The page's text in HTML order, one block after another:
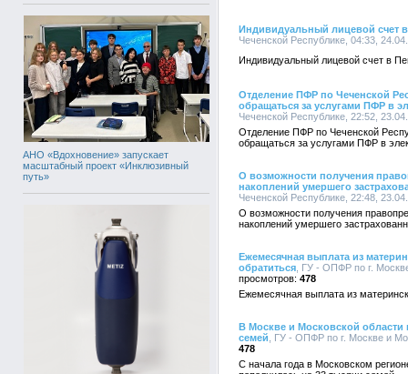
АНО «Вдохновение» запускает
масштабный проект «Инклюзивный
путь»
Индивидуальный лицевой счет
Чеченской Республике, 04:33,
Индивидуальный лицевой счет в
Отделение ПФР по Чеченской
обращаться за услугами ПФР в
Чеченской Республике, 22:52,
Отделение ПФР по Чеченской
обращаться за услугами ПФР в
О возможности получения
накоплений умершего
Чеченской Республике, 22:48,
О возможности получения
накоплений умершего
Ежемесячная выплата из
обратиться , ГУ - ОПФР по г.
478
Ежемесячная выплата из
В Москве и Московской области
семей , ГУ - ОПФР по г. Москве и
478
С начала года в Московском